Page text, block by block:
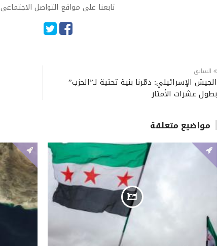
تابعنا على مواقع التواصل الاجتماعى
السابق
الجيش الإسرائيلي: دمّرنا بنية تحتية لـ”الحزب”
بطول عشرات الأمتار
مواضيع متعلقة